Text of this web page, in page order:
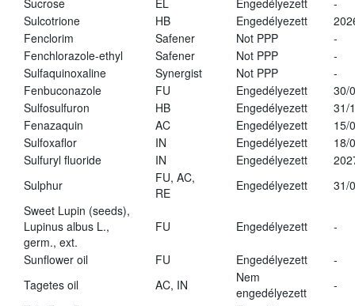
Sucrose
EL Engedélyezett
-
Sulcotrione
HB Engedélyezett
Fenclorim
Safener Not PPP
-
Fenchlorazole-ethyl
Safener Not PPP
-
Sulfaquinoxaline
Synergist Not PPP
-
Fenbuconazole
FU Engedélyezett
30/
Sulfosulfuron
HB Engedélyezett
31/
Fenazaquin
AC Engedélyezett
15/
Sulfoxaflor
IN Engedélyezett
18/
Sulfuryl fluoride
IN Engedélyezett
Sulphur
FU, AC,
RE
Engedélyezett
31/
Sweet Lupin (seeds),
Lupinus albus L.,
germ., ext.
FU Engedélyezett -
Sunflower oil FU Engedélyezett
-
Tagetes oil
AC, IN
Nem
engedélyezett
-